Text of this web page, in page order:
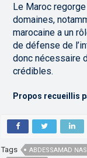
Le Maroc
domaines,
marocaine a un
de défense de
donc nécessaire
crédibles.
Propos recueillis
Tags ABDESSAMAD